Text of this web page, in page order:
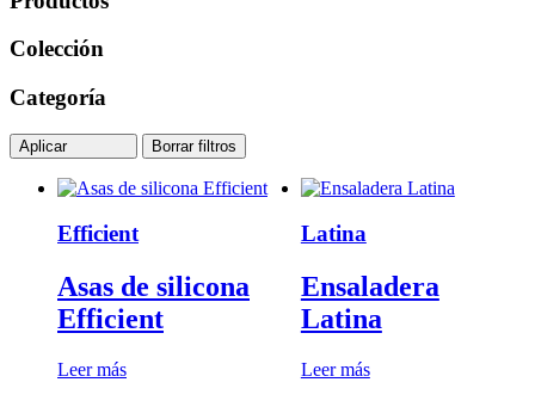
Colección
Categoría
Aplicar Borrar filtros
Efficient
Asas de silicona
Efficient
Leer más
Latina
Ensaladera
Latina
Leer más